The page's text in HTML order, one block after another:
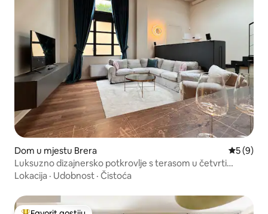
Dom u mjestu Brera
5 (9)
Luksuzno dizajnersko potkrovlje s terasom u četvrti
Moscova & Brera
Lokacija · Udobnost · Čistoća